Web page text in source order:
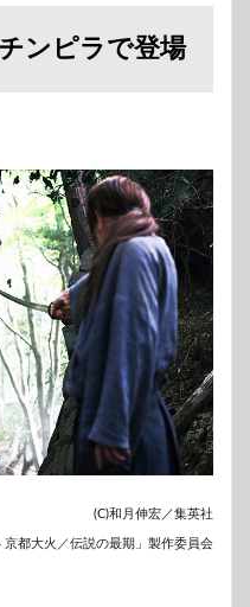
ンピラで登場
(C)和月伸宏／集英社
京都大火／伝説の最期」製作委員会